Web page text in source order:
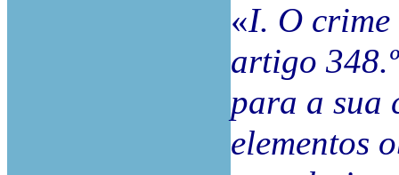
«I. O crime
artigo
para a sua
elementos